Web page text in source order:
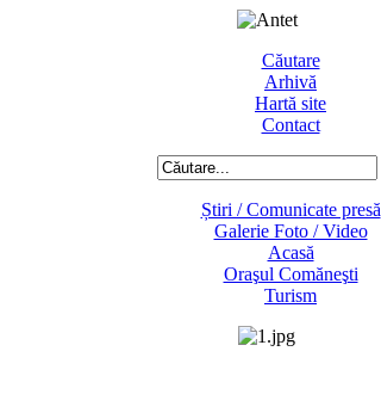
Căutare
Arhivă
Hartă site
Contact
Știri / Comunicate presă
Galerie Foto / Video
Acasă
Oraşul Comăneşti
Turism